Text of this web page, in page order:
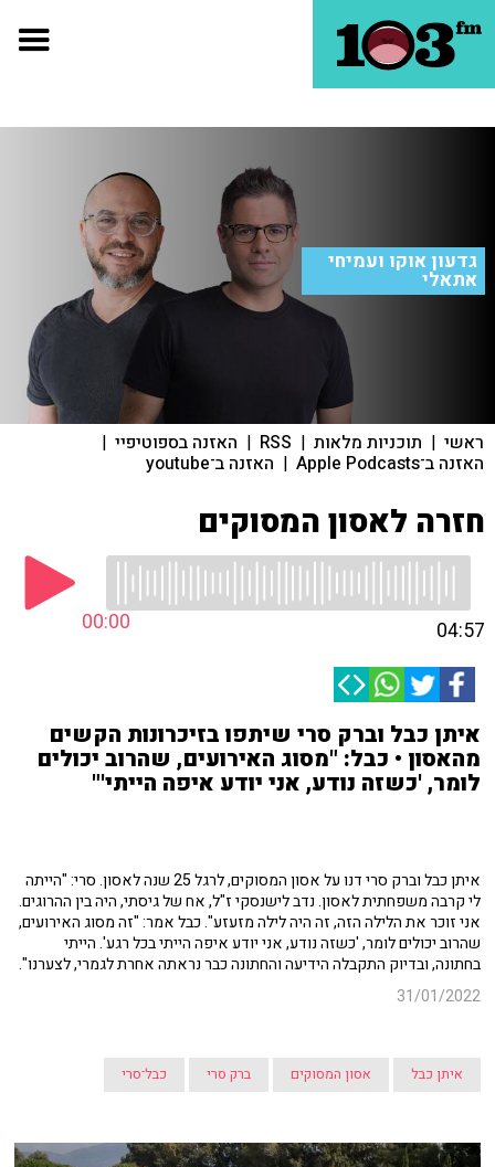
גדעון אוקו ועמיחי
אתאלי
ראשי | תוכניות מלאות |
RSS
| האזנה בספוטיפיי |
האזנה ב־Apple Podcasts | האזנה ב־youtube
חזרה לאסון המסוקים
00:00 04:57
איתן כבל וברק סרי שיתפו בזיכרונות הקשים
מהאסון • כבל: "מסוג האירועים, שהרוב יכולים
לומר, 'כשזה נודע, אני יודע איפה הייתי'"
איתן כבל וברק סרי דנו על אסון המסוקים, לרגל 25 שנה לאסון. סרי: "הייתה
לי קרבה משפחתית לאסון. נדב לישנסקי ז"ל, אח של גיסתי, היה בין ההרוגים.
אני זוכר את הלילה הזה, זה היה לילה מזעזע". כבל אמר: "זה מסוג האירועים,
שהרוב יכולים לומר, 'כשזה נודע, אני יודע איפה הייתי בכל רגע'. הייתי
בחתונה, ובדיוק התקבלה הידיעה והחתונה כבר נראתה אחרת לגמרי, לצערנו".
31/01/2022
איתן כבל אסון המסוקים ברק סרי כבל־סרי